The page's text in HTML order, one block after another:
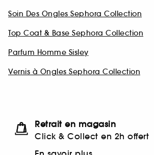
Soin Des Ongles Sephora Collection
Top Coat & Base Sephora Collection
Parfum Homme Sisley
Vernis à Ongles Sephora Collection
Retrait en magasin
Click & Collect en 2h offert